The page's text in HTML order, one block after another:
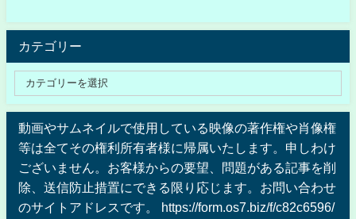
カテゴリー
動画やサムネイルで使用している映像の著作権や肖像権
等は全てその権利所有者様に帰属いたします。申しわけ
ございません。お客様からの要望、問題がある記事を削
除、送信防止措置にできる限り応じます。お問い合わせ
のサイトアドレスです。 https://form.os7.biz/f/c82c6596/